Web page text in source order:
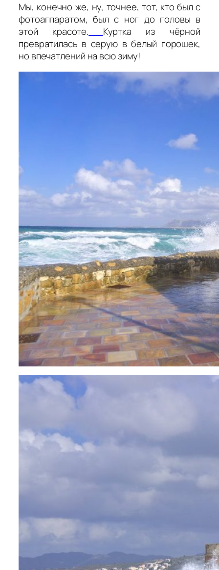
Мы, конечно же, ну, точнее, тот, кто был с
фотоаппаратом, был с ног до головы в
этой красоте.
Куртка из чёрной
превратилась в серую в белый горошек,
но впечатлений на всю зиму!